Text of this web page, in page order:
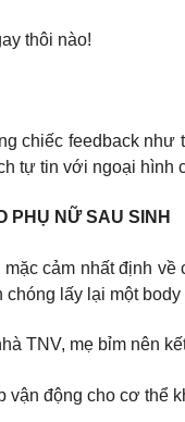
thôi nào!
chiếc feedback
tự tin với ngoại hình
PHỤ NỮ SAU SINH
cảm nhất định
lấy lại một body
TNV, mẹ bỉm nên
động cho cơ thể